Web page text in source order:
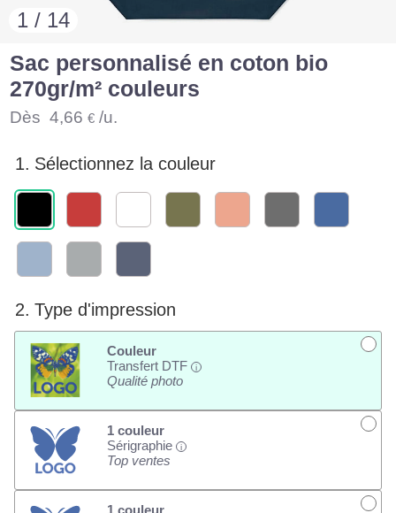
1 / 14
Sac personnalisé en coton bio
270gr/m² couleurs
Dès4,66 € /u.
1. Sélectionnez la couleur
2. Type d'impression
Couleur
Transfert DTF
i
Qualité photo
1 couleur
Sérigraphie
i
Top ventes